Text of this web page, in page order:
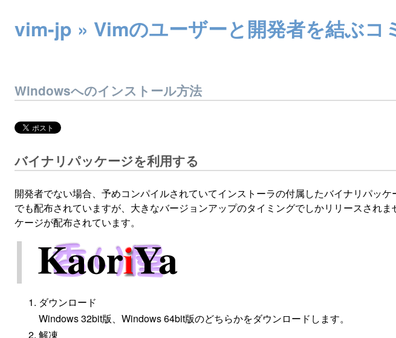
vim-jp » Vimのユーザーと開発者を結ぶコ
Windowsへのインストール方法
バイナリパッケージを利用する
開発者でない場合、予めコンパイルされていてインストーラの付属したバイナリパッケ
でも配布されていますが、大きなバージョンアップのタイミングでしかリリースされ
ケージが配布されています。
ダウンロード
Windows 32bit版、Windows 64bit版のどちらかをダウンロードします。
解凍